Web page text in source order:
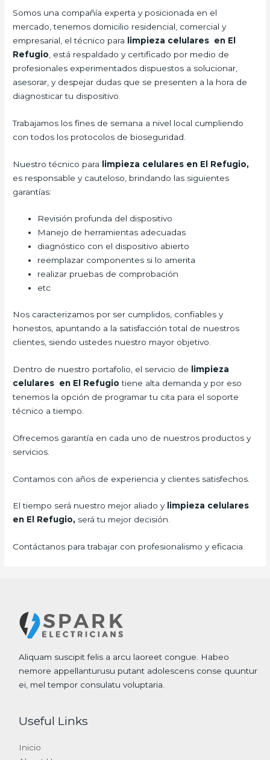
Somos una compañía experta y posicionada en el
mercado, tenemos domicilio residencial, comercial y
empresarial, el técnico para
limpieza celulares en El
Refugio , está respaldado y certificado por medio de
profesionales experimentados dispuestos a solucionar,
asesorar, y despejar dudas que se presenten a la hora de
diagnosticar tu dispositivo.
Trabajamos los fines de semana a nivel local cumpliendo
con todos los protocolos de bioseguridad.
Nuestro técnico para limpieza celulares en El Refugio,
es responsable y cauteloso, brindando las siguientes
garantías:
Revisión profunda del dispositivo
Manejo de herramientas adecuadas
diagnóstico con el dispositivo abierto
reemplazar componentes si lo amerita
realizar pruebas de comprobación
etc
Nos caracterizamos por ser cumplidos, confiables y
honestos, apuntando a la satisfacción total de nuestros
clientes, siendo ustedes nuestro mayor objetivo.
Dentro de nuestro portafolio, el servicio de
limpieza
celulares en El Refugio tiene alta demanda y por eso
tenemos la opción de programar tu cita para el soporte
técnico a tiempo.
Ofrecemos garantía en cada uno de nuestros productos y
servicios.
Contamos con años de experiencia y clientes satisfechos.
El tiempo será nuestro mejor aliado y limpieza celulares
en El Refugio, será tu mejor decisión.
Contáctanos para trabajar con profesionalismo y eficacia.
Aliquam suscipit felis a arcu laoreet congue. Habeo
nemore appellanturusu putant adolescens conse quuntur
ei, mel tempor consulatu voluptaria.
Useful Links
Inicio